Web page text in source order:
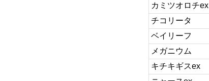
カミツオロチex
チコリータ
ベイリーフ
メガニウム
キチキギスex